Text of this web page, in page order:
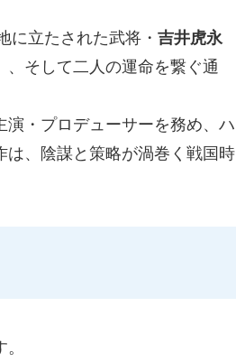
に立たされた武将・ 吉井虎永
、そして二人の運命を繋ぐ通
演・プロデューサーを務め、ハ
は、陰謀と策略が渦巻く戦国時